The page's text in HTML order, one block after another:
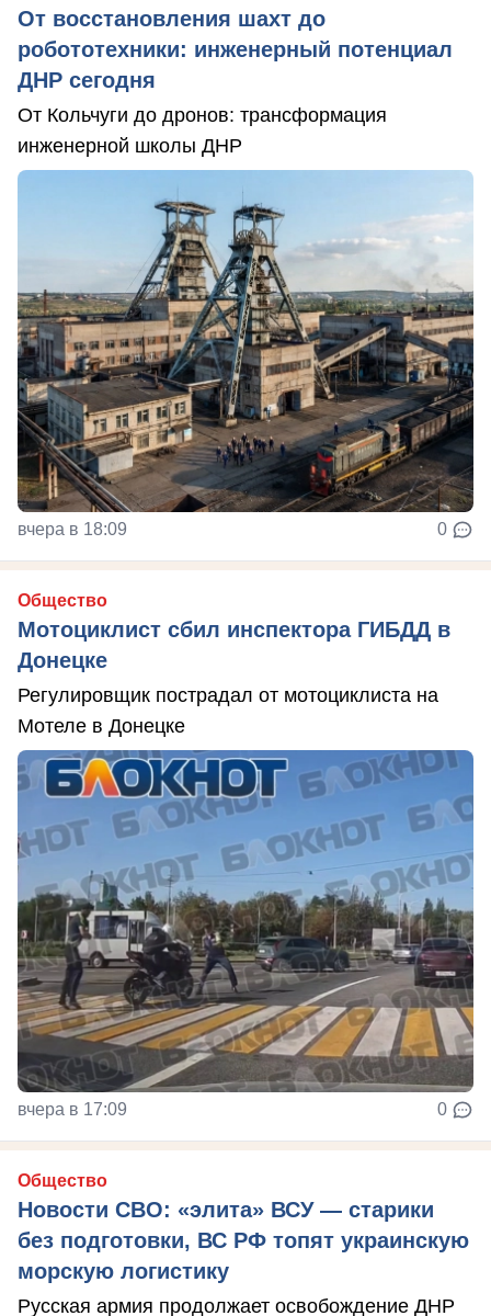
От восстановления шахт до
робототехники: инженерный потенциал
ДНР сегодня
От Кольчуги до дронов: трансформация
инженерной школы ДНР
вчера в 18:09 0
Общество
Мотоциклист сбил инспектора ГИБДД в
Донецке
Регулировщик пострадал от мотоциклиста на
Мотеле в Донецке
вчера в 17:09 0
Общество
Новости СВО: «элита» ВСУ — старики
без подготовки, ВС РФ топят украинскую
морскую логистику
Русская армия продолжает освобождение ДНР